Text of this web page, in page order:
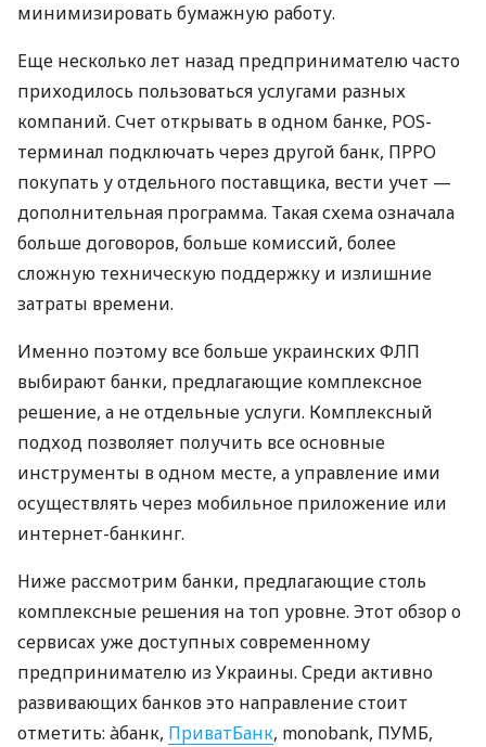
минимизировать бумажную работу.
Еще несколько лет назад предпринимателю часто
приходилось пользоваться услугами разных
компаний. Счет открывать в одном банке, POS-
терминал подключать через другой банк, ПРРО
покупать у отдельного поставщика, вести учет —
дополнительная программа. Такая схема означала
больше договоров, больше комиссий, более
сложную техническую поддержку и излишние
затраты времени.
Именно поэтому все больше украинских ФЛП
выбирают банки, предлагающие комплексное
решение, а не отдельные услуги. Комплексный
подход позволяет получить все основные
инструменты в одном месте, а управление ими
осуществлять через мобильное приложение или
интернет-банкинг.
Ниже рассмотрим банки, предлагающие столь
комплексные решения на топ уровне. Этот обзор о
сервисах уже доступных современному
предпринимателю из Украины. Среди активно
развивающих банков это направление стоит
отметить: àбанк, ПриватБанк, monobank, ПУМБ,